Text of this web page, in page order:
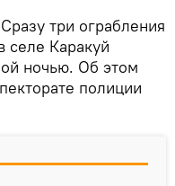
Сразу три ограбления
селе Каракуй
ночью. Об этом
полиции